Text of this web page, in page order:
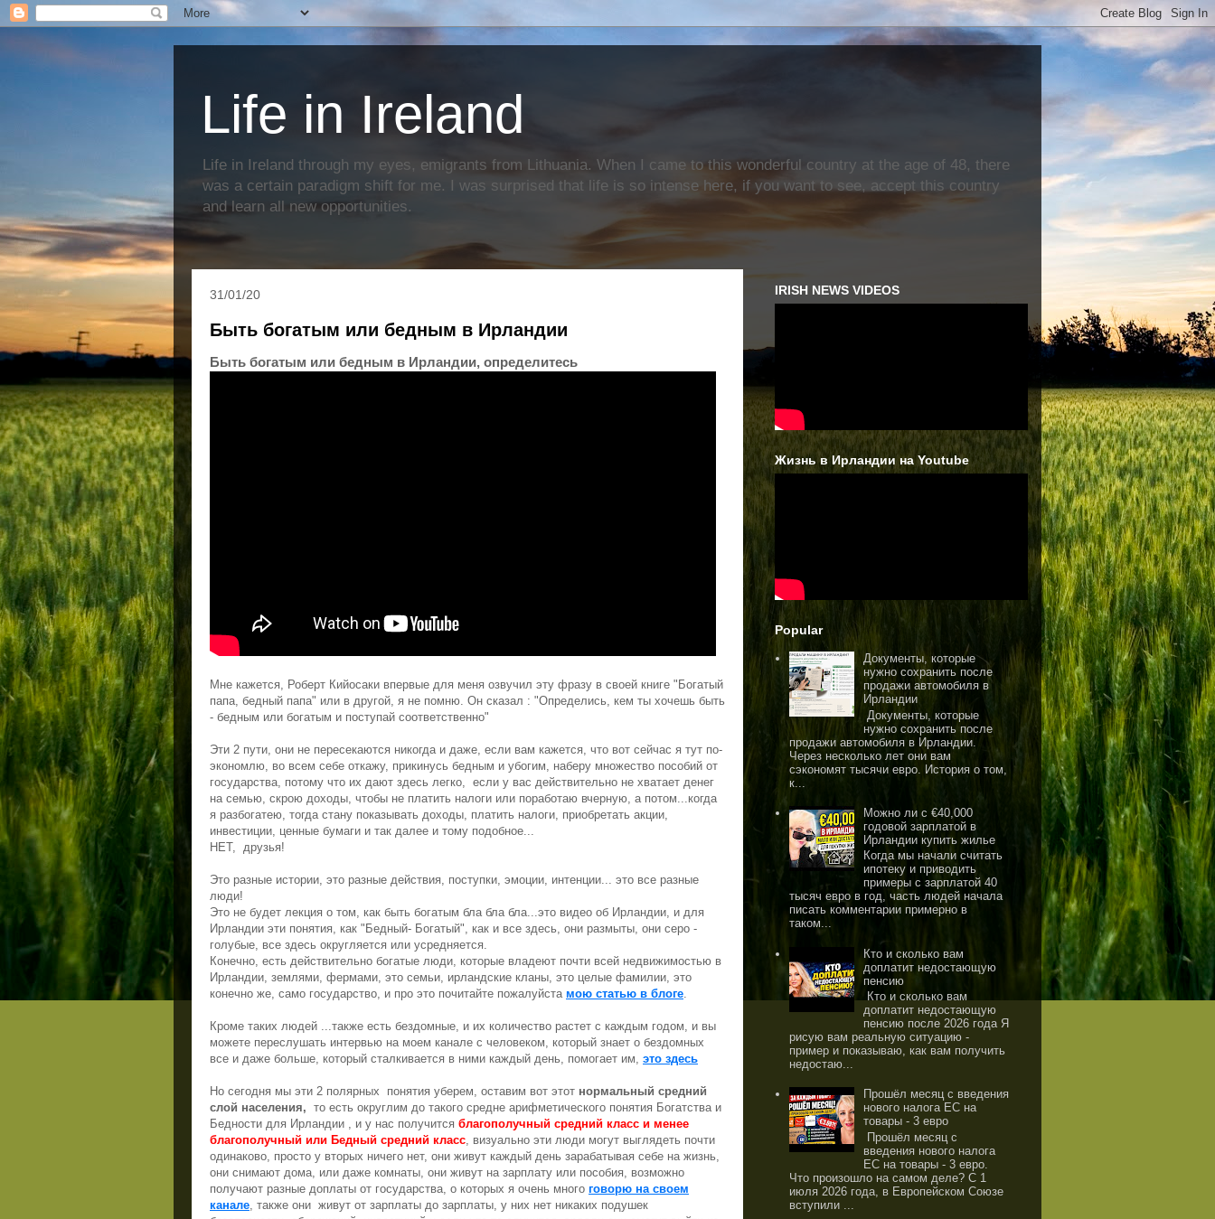
Life in Ireland
Life in Ireland through my eyes, emigrants from Lithuania. When I came to this wonderful country at the age of 48, there
was a certain paradigm shift for me. I was surprised that life is so intense here, if you want to see, accept this country
and learn all new opportunities.
31/01/20
Быть богатым или бедным в Ирландии
Быть богатым или бедным в Ирландии, определитесь
Мне кажется, Роберт Кийосаки впервые для меня озвучил эту фразу в своей книге "Богатый
папа, бедный папа" или в другой, я не помню. Он сказал : "Определись, кем ты хочешь быть
- бедным или богатым и поступай соответственно"
Эти 2 пути, они не пересекаются никогда и даже, если вам кажется, что вот сейчас я тут по-
экономлю, во всем себе откажу, прикинусь бедным и убогим, наберу множество пособий от
государства, потому что их дают здесь легко, если у вас действительно не хватает денег
на семью, скрою доходы, чтобы не платить налоги или поработаю вчерную, а потом...когда
я разбогатею, тогда стану показывать доходы, платить налоги, приобретать акции,
инвестиции, ценные бумаги и так далее и тому подобное...
НЕТ, друзья!
Это разные истории, это разные действия, поступки, эмоции, интенции... это все разные
люди!
Это не будет лекция о том, как быть богатым бла бла бла...это видео об Ирландии, и для
Ирландии эти понятия, как "Бедный- Богатый", как и все здесь, они размыты, они серо -
голубые, все здесь округляется или усредняется.
Конечно, есть действительно богатые люди, которые владеют почти всей недвижимостью в
Ирландии, землями, фермами, это семьи, ирландские кланы, это целые фамилии, это
конечно же, само государство, и про это почитайте пожалуйста мою статью в блоге.
Кроме таких людей ...также есть бездомные, и их количество растет с каждым годом, и вы
можете переслушать интервью на моем канале с человеком, который знает о бездомных
все и даже больше, который сталкивается в ними каждый день, помогает им, это здесь
Но сегодня мы эти 2 полярных понятия уберем, оставим вот этот нормальный средний
слой населения, то есть округлим до такого средне арифметического понятия Богатства и
Бедности для Ирландии , и у нас получится благополучный средний класс и менее
благополучный или Бедный средний класс, визуально эти люди могут выглядеть почти
одинаково, просто у вторых ничего нет, они живут каждый день зарабатывая себе на жизнь,
они снимают дома, или даже комнаты, они живут на зарплату или пособия, возможно
получают разные доплаты от государства, о которых я очень много говорю на своем
канале, также они живут от зарплаты до зарплаты, у них нет никаких подушек
IRISH NEWS VIDEOS
Жизнь в Ирландии на Youtube
Popular
Документы, которые
нужно сохранить после
продажи автомобиля в
Ирландии
Документы, которые
нужно сохранить после
продажи автомобиля в Ирландии.
Через несколько лет они вам
сэкономят тысячи евро. История о том,
к...
Можно ли с €40,000
годовой зарплатой в
Ирландии купить жилье
Когда мы начали считать
ипотеку и приводить
примеры с зарплатой 40
тысяч евро в год, часть людей начала
писать комментарии примерно в
таком...
Кто и сколько вам
доплатит недостающую
пенсию
Кто и сколько вам
доплатит недостающую
пенсию после 2026 года Я
рисую вам реальную ситуацию -
пример и показываю, как вам получить
недостаю...
Прошёл месяц с введения
нового налога ЕС на
товары - 3 евро
Прошёл месяц с
введения нового налога
ЕС на товары - 3 евро.
Что произошло на самом деле? С 1
июля 2026 года, в Европейском Союзе
вступили ...